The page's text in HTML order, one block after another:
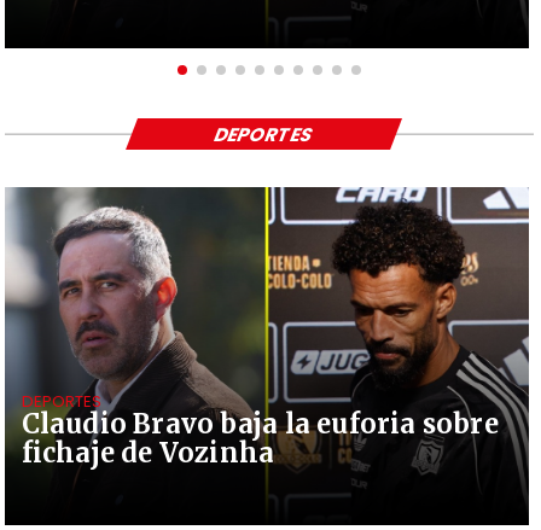
Claudio Bravo baja la euforia sobre
fichaje de Vozinha
DEPORTES
DEPORTES